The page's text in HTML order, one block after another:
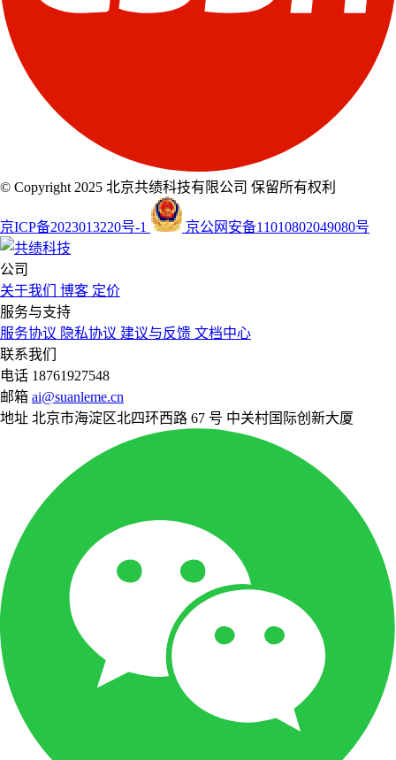
© Copyright 2025 北京共绩科技有限公司 保留所有权利
京ICP备2023013220号-1 京公网安备11010802049080号
公司
关于我们 博客 定价
服务与支持
服务协议 隐私协议 建议与反馈 文档中心
联系我们
电话 18761927548
邮箱 ai@suanleme.cn
地址 北京市海淀区北四环西路 67 号 中关村国际创新大厦